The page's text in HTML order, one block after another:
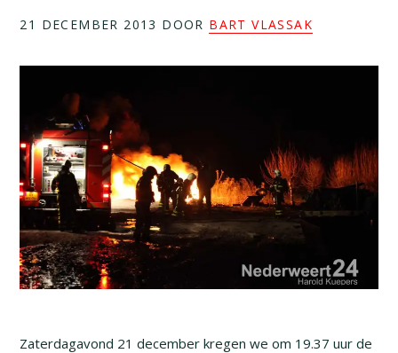
21 DECEMBER 2013 DOOR BART VLASSAK
Zaterdagavond 21 december kregen we om 19.37 uur de